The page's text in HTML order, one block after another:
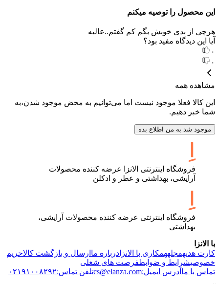
این محصول را توصیه میکنم
هرچی از بدی خوبش بگم کم گفتم..عالیه
آیا این دیدگاه مفید بود؟
۰
۰
مشاهده همه
این کالا فعلا موجود نیست اما می‌توانیم به محض موجود شدن،به
شما خبر دهیم.
موجود شد به من اطلاع بده
فروشگاه اینترنتی الانزا عرضه کننده محصولات
آرایشی، بهداشتی و عطر و ادکلن
فروشگاه اینترنتی عرضه کننده محصولات آرایشی،
بهداشتی
با الانزا
کارت هدیهمجلههمکاری با الانزا درباره ما ارسال و بازگشت کالاحریم
خصوصیشرایط و ضوابطفرصت های شغلی
تماس با ما آدرس ایمیل:cs@elanza.com تلفن تماس:۰۲۱۹۱۰۰۸۲۹۲